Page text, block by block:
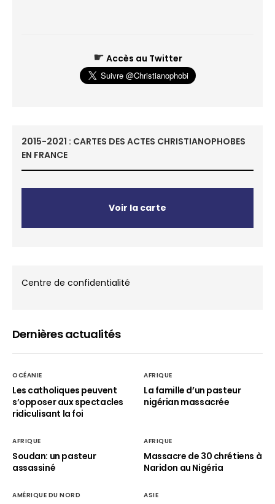
☛ Accès au Twitter
2015-2021 : CARTES DES ACTES CHRISTIANOPHOBES
EN FRANCE
Voir la carte
Centre de confidentialité
Dernières actualités
OCÉANIE
Les catholiques peuvent
s’opposer aux spectacles
ridiculisant la foi
AFRIQUE
La famille d’un pasteur
nigérian massacrée
AFRIQUE
Soudan: un pasteur
assassiné
AFRIQUE
Massacre de 30 chrétiens à
Naridon au Nigéria
AMÉRIQUE DU NORD ASIE